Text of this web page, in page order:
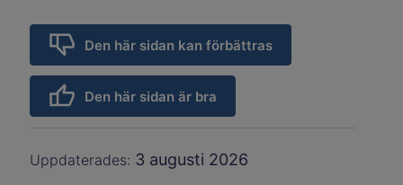
Den här sidan kan förbättras
Den här sidan är bra
Uppdaterades: 3 augusti 2026